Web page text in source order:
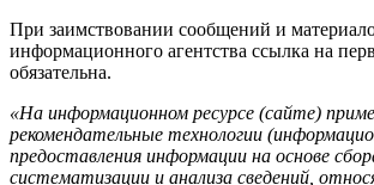
При заимствовании сообщений и
информационного агентства ссылка на
обязательна.
«На информационном ресурсе (сайте)
рекомендательные технологии
предоставления информации на основе
систематизации и анализа сведений,